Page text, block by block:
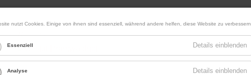
Werbung
nutzt Cookies. Einige von ihnen sind essenziell, während andere helfen, diese Website zu verbessern.
Essenziell Details einblenden
Analyse Details einblenden